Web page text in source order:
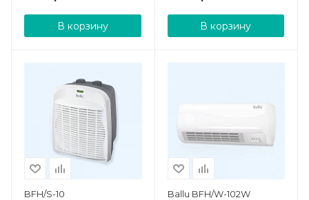
В корзину В корзину
BFH/S-10
Ballu BFH/W-102W